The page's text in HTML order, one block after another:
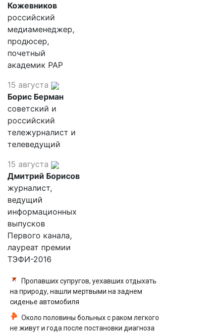
Кожевников
российский
медиаменеджер,
продюсер,
почетный
академик РАР
15 августа
Борис Берман
советский и
российский
тележурналист и
телеведущий
15 августа
Дмитрий Борисов
журналист,
ведущий
информационных
выпусков
Первого канала,
лауреат премии
ТЭФИ-2016
Пропавших супругов, уехавших отдыхать
на природу, нашли мертвыми на заднем
сиденье автомобиля
Около половины больных с раком легкого
не живут и года после постановки диагноза